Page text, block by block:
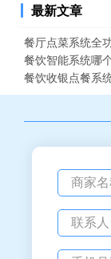
最新文章
餐厅点菜系统全
餐饮智能系统哪
餐饮收银点餐系